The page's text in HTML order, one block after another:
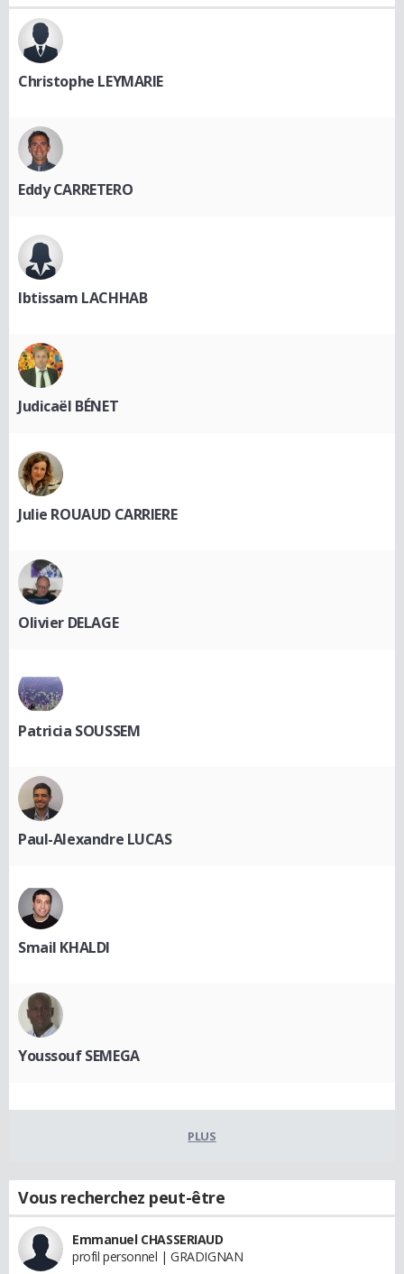
Christophe LEYMARIE
Eddy CARRETERO
Ibtissam LACHHAB
Judicaël BÉNET
Julie ROUAUD CARRIERE
Olivier DELAGE
Patricia SOUSSEM
Paul-Alexandre LUCAS
Smail KHALDI
Youssouf SEMEGA
PLUS
Vous recherchez peut-être
Emmanuel CHASSERIAUD
profil personnel | GRADIGNAN